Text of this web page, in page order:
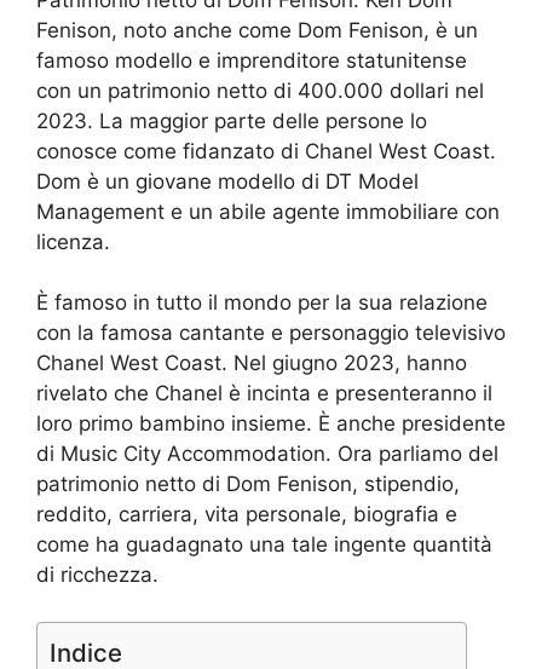
Fenison, noto anche come Dom Fenison, è un
famoso modello e imprenditore statunitense
con un patrimonio netto di 400.000 dollari nel
2023. La maggior parte delle persone lo
conosce come fidanzato di Chanel West Coast.
Dom è un giovane modello di DT Model
Management e un abile agente immobiliare con
licenza.
È famoso in tutto il mondo per la sua relazione
con la famosa cantante e personaggio televisivo
Chanel West Coast. Nel giugno 2023, hanno
rivelato che Chanel è incinta e presenteranno il
loro primo bambino insieme. È anche presidente
di Music City Accommodation. Ora parliamo del
patrimonio netto di Dom Fenison, stipendio,
reddito, carriera, vita personale, biografia e
come ha guadagnato una tale ingente quantità
di ricchezza.
Indice